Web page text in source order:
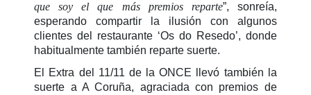
que soy el que más premios reparte”, sonreía,
esperando compartir la ilusión con algunos
clientes del restaurante ‘Os do Resedo’, donde
habitualmente también reparte suerte.
El Extra del 11/11 de la ONCE llevó también la
suerte a A Coruña, agraciada con premios de